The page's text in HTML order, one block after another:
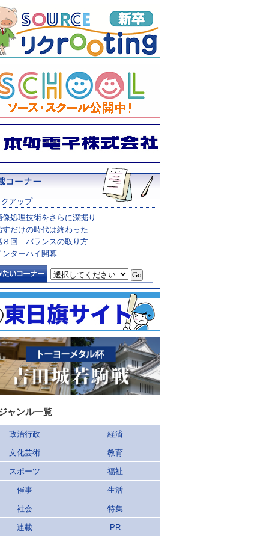
アップ
像処理技術をさらに深掘り
すだけの時代は終わった
８回 バランスの取り方
ンターハイ開幕
ャンル一覧
政治行政 経済
文化芸術 教育
スポーツ 福祉
催事 生活
社会 特集
連載 PR